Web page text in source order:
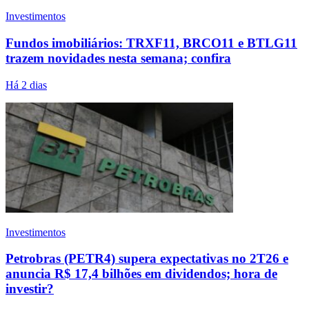
Investimentos
Fundos imobiliários: TRXF11, BRCO11 e BTLG11
trazem novidades nesta semana; confira
Há 2 dias
Investimentos
Petrobras (PETR4) supera expectativas no 2T26 e
anuncia R$ 17,4 bilhões em dividendos; hora de
investir?